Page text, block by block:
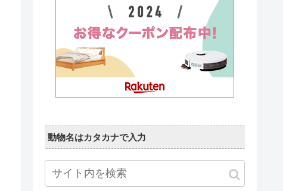
動物名はカタカナで入力